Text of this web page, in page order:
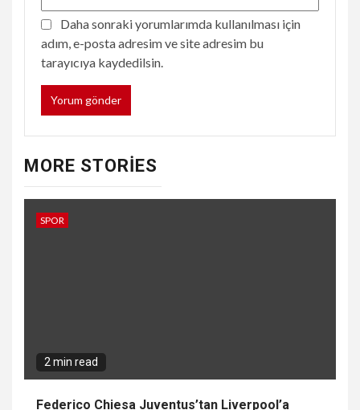
Daha sonraki yorumlarımda kullanılması için
adım, e-posta adresim ve site adresim bu
tarayıcıya kaydedilsin.
MORE STORIES
SPOR
2 min read
Federico Chiesa Juventus’tan Liverpool’a